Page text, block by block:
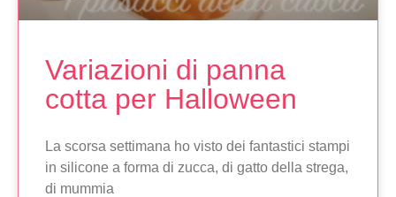
Variazioni di panna
cotta per Halloween
La scorsa settimana ho visto dei fantastici stampi
in silicone a forma di zucca, di gatto della strega,
di mummia